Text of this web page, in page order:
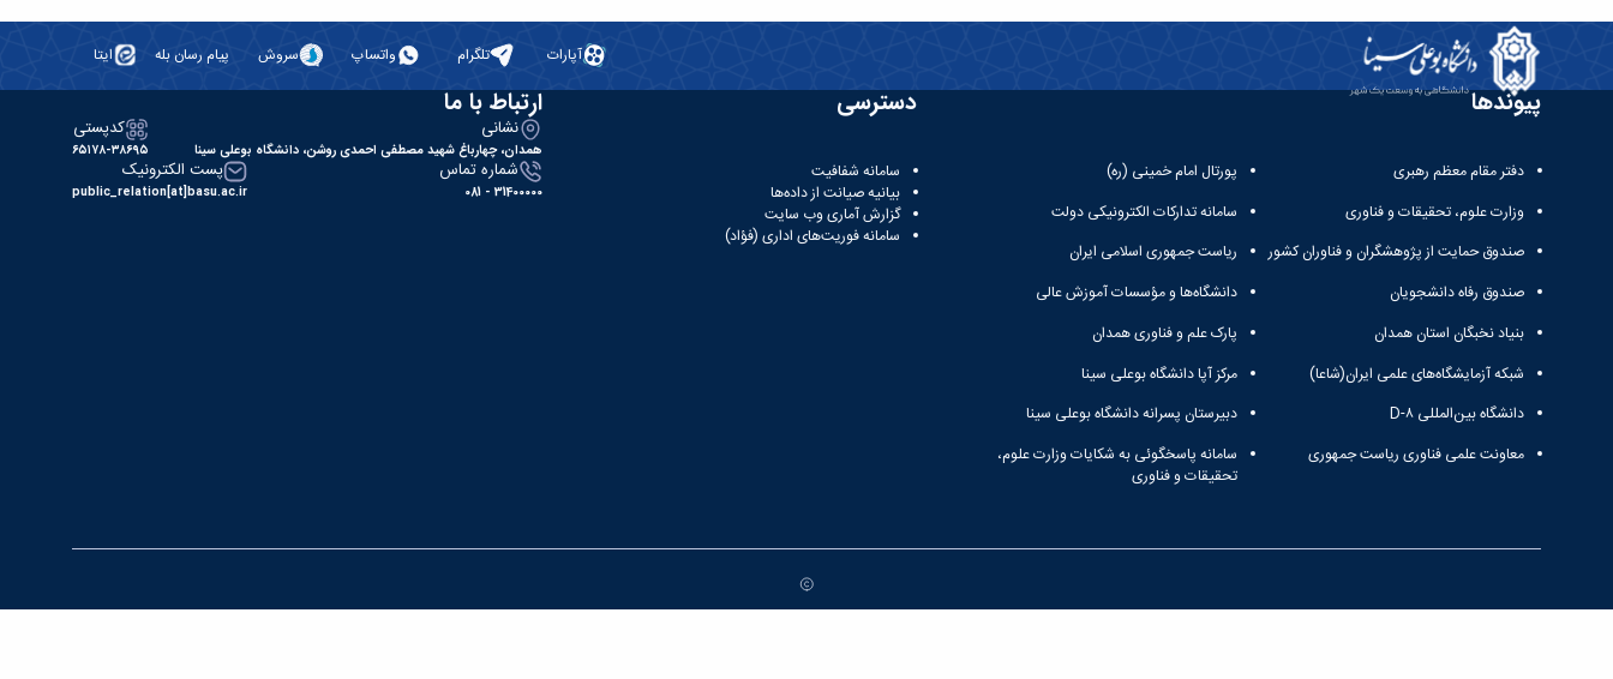
آپارات تلگرام واتساپ سروش پیام رسان بله ایتا
پیوندها
دفتر مقام معظم رهبری
وزارت علوم، تحقیقات و فناوری
صندوق حمایت از پژوهشگران و فناوران کشور
صندوق رفاه دانشجویان
بنیاد نخبگان استان همدان
شبکه آزمایشگاه‌های علمی ایران(شاعا)
دانشگاه بین‌المللی D-۸
معاونت علمی فناوری ریاست جمهوری
پورتال امام خمینی (ره)
سامانه تدارکات الکترونیکی دولت
ریاست جمهوری اسلامی ایران
دانشگاه‌ها و مؤسسات آموزش عالی
پارک علم و فناوری همدان
مرکز آپا دانشگاه بوعلی سینا
دبیرستان پسرانه دانشگاه بوعلی سینا
سامانه پاسخگوئی به شکایات وزارت علوم،
تحقیقات و فناوری
دسترسی
سامانه شفافیت
بیانیه صیانت از داده‌ها
گزارش آماری وب‌ سایت
سامانه فوریت‌های اداری (فؤاد)
ارتباط با ما
نشانی
همدان، چهارباغ شهید مصطفی احمدی روشن، دانشگاه بوعلی سینا
کدپستی
۶۵۱۷۸-۳۸۶۹۵
شماره تماس
31400000 - 081
پست الکترونیک
public_relation[at]basu.ac.ir